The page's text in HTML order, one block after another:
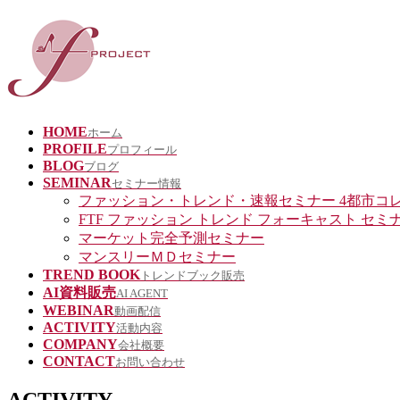
HOMEホーム
PROFILEプロフィール
BLOGブログ
SEMINARセミナー情報
ファッション・トレンド・速報セミナー 4都市コ
FTF ファッション トレンド フォーキャスト セミ
マーケット完全予測セミナー
マンスリーＭＤセミナー
TREND BOOK トレンドブック販売
AI資料販売AI AGENT
WEBINAR動画配信
ACTIVITY活動内容
COMPANY会社概要
CONTACTお問い合わせ